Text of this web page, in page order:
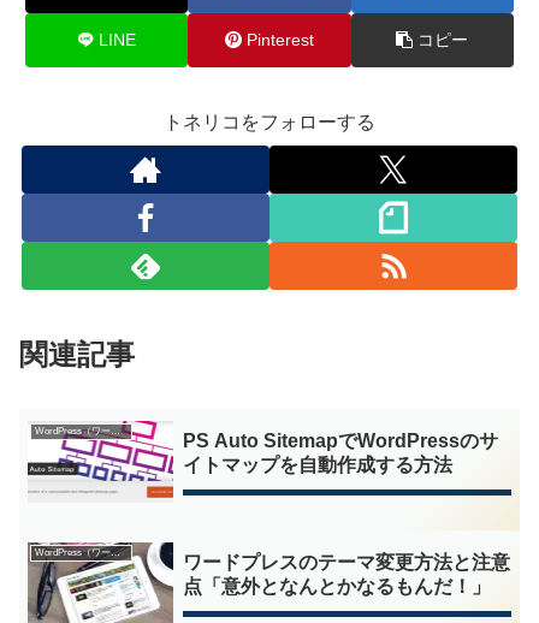
LINE Pinterest コピー
トネリコをフォローする
関連記事
WordPress（ワードプレス）
PS Auto SitemapでWordPressのサ
イトマップを自動作成する方法
WordPress（ワードプレス）
ワードプレスのテーマ変更方法と注意
点「意外となんとかなるもんだ！」